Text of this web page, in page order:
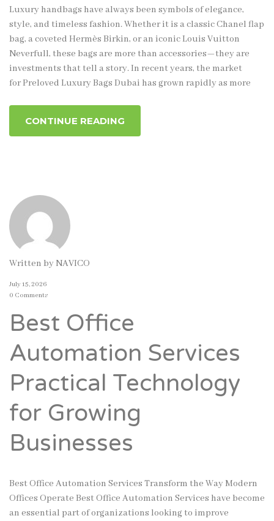
Luxury handbags have always been symbols of elegance,
style, and timeless fashion. Whether it is a classic Chanel flap
bag, a coveted Hermès Birkin, or an iconic Louis Vuitton
Neverfull, these bags are more than accessories—they are
investments that tell a story. In recent years, the market
for Preloved Luxury Bags Dubai has grown rapidly as more
CONTINUE READING
Written byNAVICO
July 15, 2026
0 Comments
Best Office
Automation Services
Practical Technology
for Growing
Businesses
Best Office Automation Services Transform the Way Modern
Offices Operate Best Office Automation Services have become
an essential part of organizations looking to improve